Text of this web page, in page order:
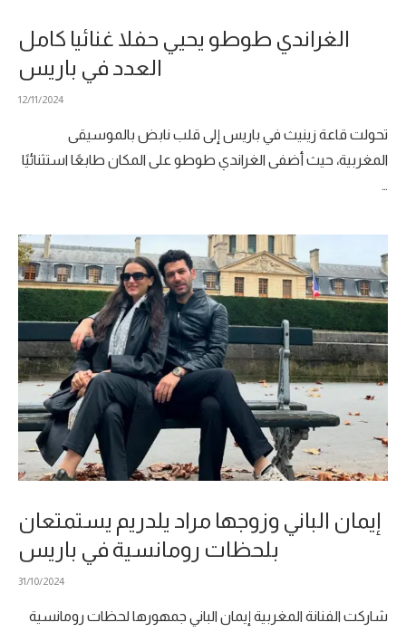
الغراندي طوطو يحيي حفلا غنائيا كامل
العدد في باريس
12/11/2024
تحولت قاعة زينيث في باريس إلى قلب نابض بالموسيقى
المغربية، حيث أضفى الغراندي طوطو على المكان طابعًا استثنائيًا
…
إيمان الباني وزوجها مراد يلدريم يستمتعان
بلحظات رومانسية في باريس
31/10/2024
شاركت الفنانة المغربية إيمان الباني جمهورها لحظات رومانسية